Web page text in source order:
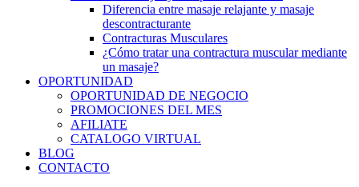
Diferencia entre masaje relajante y masaje
descontracturante
Contracturas Musculares
¿Cómo tratar una contractura muscular mediante
un masaje?
OPORTUNIDAD
OPORTUNIDAD DE NEGOCIO
PROMOCIONES DEL MES
AFILIATE
CATALOGO VIRTUAL
BLOG
CONTACTO